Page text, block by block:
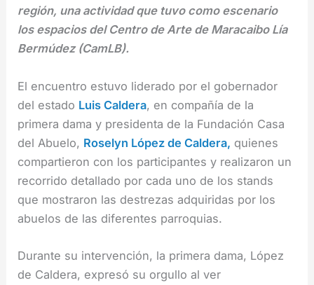
región, una actividad que tuvo como escenario
los espacios del Centro de Arte de Maracaibo Lía
Bermúdez (CamLB).
El encuentro estuvo liderado por el gobernador
del estado Luis Caldera, en compañía de la
primera dama y presidenta de la Fundación Casa
del Abuelo, Roselyn López de Caldera, quienes
compartieron con los participantes y realizaron un
recorrido detallado por cada uno de los stands
que mostraron las destrezas adquiridas por los
abuelos de las diferentes parroquias.
Durante su intervención, la primera dama, López
de Caldera, expresó su orgullo al ver